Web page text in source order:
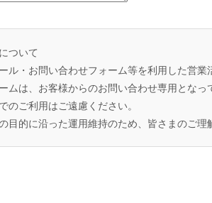
ついて
ル・お問い合わせフォーム等を利用した営
ムは、お客様からのお問い合わせ専用となっ
のご利用はご遠慮ください。
目的に沿った運用維持のため、皆さまのご